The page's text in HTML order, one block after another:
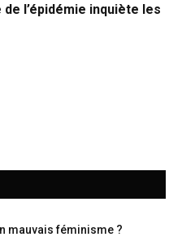
de l’épidémie inquiète les
mauvais féminisme ?